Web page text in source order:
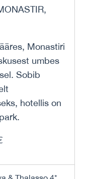
Monastiri
umbes
Sobib
hotellis on